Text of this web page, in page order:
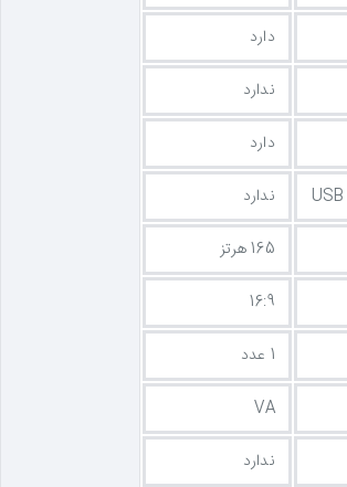
دارد
ندارد
دارد
ندارد
165 هرتز
16:9
1 عدد
VA
ندارد